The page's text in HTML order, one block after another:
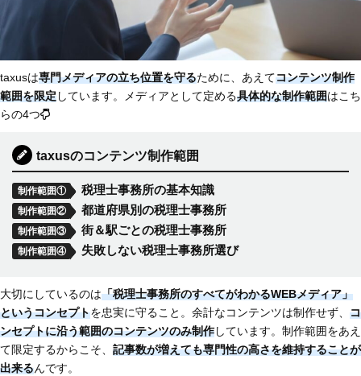
taxusは専門メディアの立ち位置を守るために、あえてコンテンツ制作
範囲を限定しています。メディアとして定める具体的な制作範囲はこち
らの4つ
taxusのコンテンツ制作範囲
制作範囲① 税理士事務所の基本知識
制作範囲② 都道府県別の税理士事務所
制作範囲③ 街＆駅ごとの税理士事務所
制作範囲④ 失敗しない税理士事務所選び
大切にしているのは「税理士事務所のすべてがわかるWEBメディア」
というコンセプトを忠実に守ること。余計なコンテンツは制作せず、 コ
ンセプトに沿う範囲のコンテンツのみ制作しています。制作範囲をあえ
て限定するからこそ、 記事数が増えても専門性の高さを維持することが
出来るんです。